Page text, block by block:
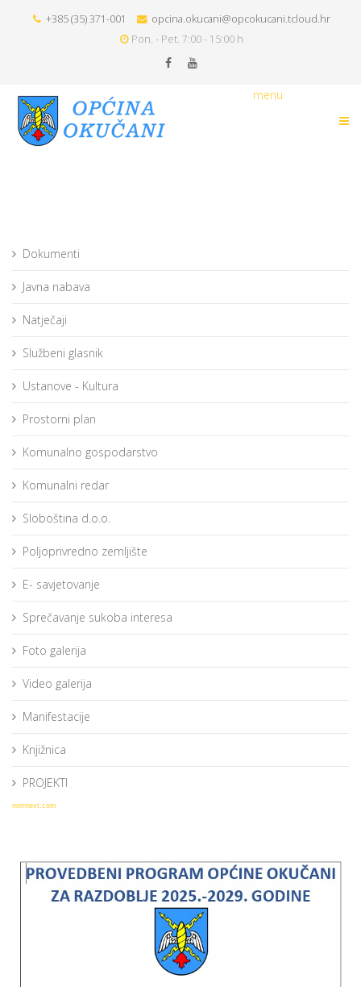
+385 (35) 371-001
opcina.okucani@opcokucani.tcloud.hr
Pon. - Pet. 7:00 - 15:00 h
menu
Dokumenti
Javna nabava
Natječaji
Službeni glasnik
Ustanove - Kultura
Prostorni plan
Komunalno gospodarstvo
Komunalni redar
Sloboština d.o.o.
Poljoprivredno zemljište
E- savjetovanje
Sprečavanje sukoba interesa
Foto galerija
Video galerija
Manifestacije
Knjižnica
PROJEKTI
norrnext.com